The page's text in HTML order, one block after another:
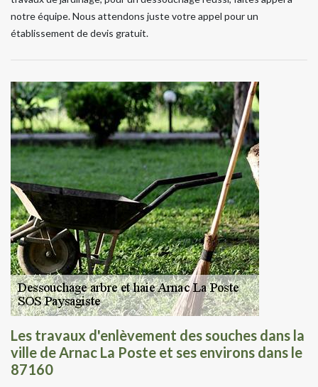
notre équipe. Nous attendons juste votre appel pour un
établissement de devis gratuit.
Les travaux d'enlèvement des souches dans la
ville de Arnac La Poste et ses environs dans le
87160